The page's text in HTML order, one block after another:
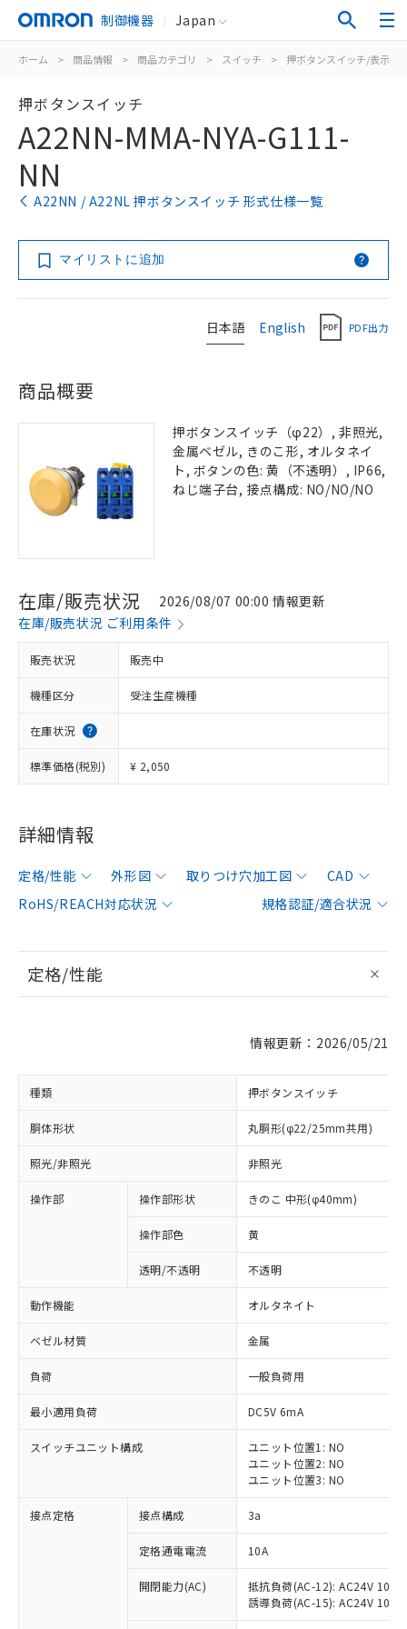
制御機器 Japan
ホーム > 商品情報 > 商品カテゴリ > スイッチ > 押ボタンスイッチ/表示灯
押ボタンスイッチ
A22NN-MMA-NYA-G111-
NN
A22NN / A22NL 押ボタンスイッチ 形式仕様一覧
マイリストに追加
日本語 English PDF出力
商品概要
押ボタンスイッチ（φ22）, 非照光,
金属ベゼル, きのこ形, オルタネイ
ト, ボタンの色: 黄（不透明）, IP66,
ねじ端子台, 接点構成: NO/NO/NO
在庫/販売状況
2026/08/07 00:00 情報更新
在庫/販売状況 ご利用条件
販売状況 販売中
機種区分 受注生産機種
在庫状況
標準価格(税別) ¥ 2,050
詳細情報
定格/性能 外形図 取りつけ穴加工図
CAD
RoHS/REACH対応状況
規格認証/適合状況
定格/性能
情報更新：2026/05/21
種類 押ボタンスイッチ
胴体形状 丸胴形(φ22/25mm共用)
照光/非照光 非照光
操作部 操作部形状 きのこ 中形(φ40mm)
操作部色 黄
透明/不透明 不透明
動作機能 オルタネイト
ベゼル材質 金属
負荷 一般負荷用
最小適用負荷 DC5V 6mA
スイッチユニット構成
ユニット位置1: NO
ユニット位置2: NO
ユニット位置3: NO
接点定格 接点構成 3a
定格通電電流 10A
開閉能力(AC)
抵抗負荷(AC-12): AC24V 10A/
誘導負荷(AC-15): AC24V
※1 対応状況
対応済み：EU RoHS指令（10物質）の
非含有に対応した製品が提供可能な商品で
対応予定：EU RoHS指令（10物質）の非含